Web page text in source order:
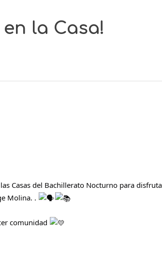
la Casa!
Casas del Bachillerato Nocturno para
Molina. .
comunidad